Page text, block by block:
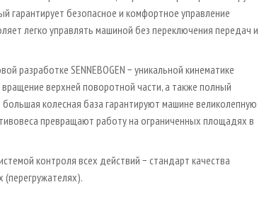
гарантирует безопасное и комфортное управление
легко управлять машиной без переключения передач и
разработке SENNEBOGEN − уникальной кинематике
верхней поворотной части, а также полный
колесная база гарантируют машине великолепную
превращают работу на ограниченных площадях в
контроля всех действий − стандарт качества
(перегружателях).